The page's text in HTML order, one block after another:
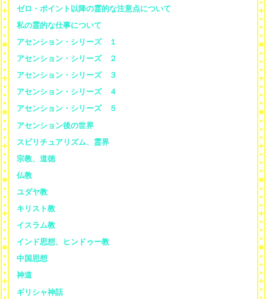
ゼロ・ポイント以降の霊的な注意点について
私の霊的な仕事について
アセンション・シリーズ １
アセンション・シリーズ ２
アセンション・シリーズ ３
アセンション・シリーズ ４
アセンション・シリーズ ５
アセンション後の世界
スピリチュアリズム、霊界
宗教、道徳
仏教
ユダヤ教
キリスト教
イスラム教
インド思想、ヒンドゥー教
中国思想
神道
ギリシャ神話